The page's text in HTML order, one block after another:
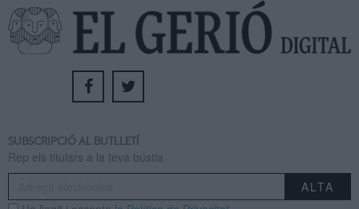
SUBSCRIPCIÓ AL BUTLLETÍ
Rep els titulars a la teva bústia